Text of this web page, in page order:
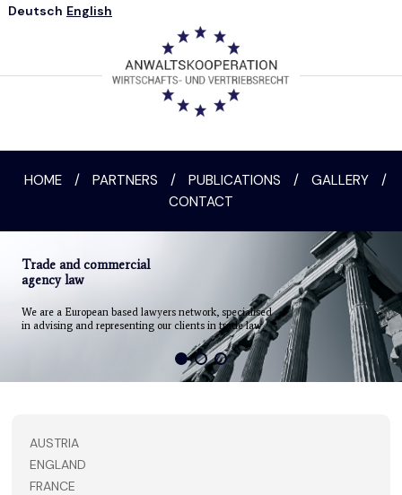
Deutsch English
HOME / PARTNERS / PUBLICATIONS / GALLERY
/
CONTACT
Trade and commercial
agency law
We are a European based lawyers network, specialised
in advising and representing our clients in trade law.
AUSTRIA
ENGLAND
FRANCE